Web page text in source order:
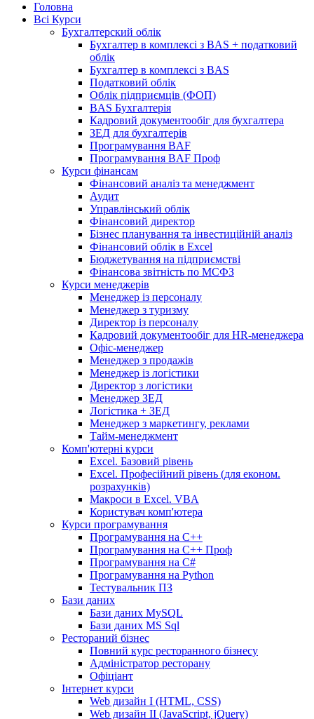
Головна
Всі Курси
Бухгалтерский облік
Бухгалтер в комплексі з BAS + податковий
облік
Бухгалтер в комплексі з BAS
Податковий облік
Облік підприємців (ФОП)
BAS Бухгалтерія
Кадровий документообіг для бухгалтера
ЗЕД для бухгалтерів
Програмування BAF
Програмування BAF Проф
Курси фінансам
Фінансовий аналіз та менеджмент
Аудит
Управлінський облік
Фінансовий директор
Бізнес планування та інвестиційній аналіз
Фінансовий облiк в Excel
Бюджетування на підприємстві
Фінансова звітність по МСФЗ
Курси менеджерів
Менеджер із персоналу
Менеджер з туризму
Директор iз персоналу
Кадровий документообіг для HR-менеджера
Офіс-менеджер
Менеджер з продажів
Менеджер із логістики
Директор з логістики
Менеджер ЗEД
Логістика + ЗЕД
Менеджер з маркетингу, реклами
Тайм-менеджмент
Комп'ютерні курси
Excel. Базовий рівень
Excel. Професійний рівень (для економ.
розрахунків)
Макроси в Excel. VBA
Користувач комп'ютера
Курси програмування
Програмування на С++
Програмування на С++ Проф
Програмування на C#
Програмування на Python
Тестувальник ПЗ
Бази даних
Бази даних MySQL
Бази даних MS Sql
Рестораний бізнес
Повний курс ресторанного бізнесу
Адміністратор ресторану
Офіціант
Інтернет курси
Web дизайн I (HTML, CSS)
Web дизайн II (JavaScript, jQuery)